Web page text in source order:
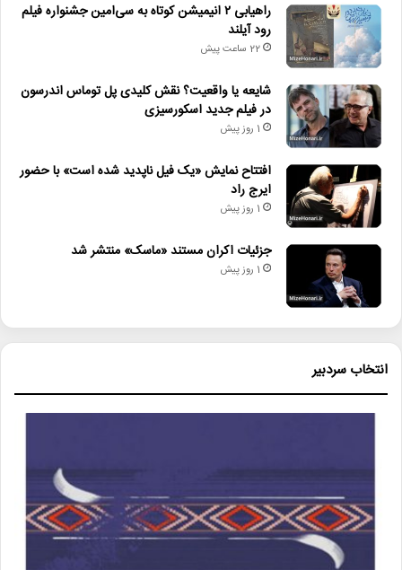
راهیابی ۲ انیمیشن کوتاه به سی‌امین جشنواره فیلم
رود آیلند
22 ساعت پیش
شایعه یا واقعیت؟ نقش کلیدی پل توماس اندرسون
در فیلم جدید اسکورسیزی
1 روز پیش
افتتاح نمایش «یک فیل ناپدید شده است» با حضور
ایرج راد
1 روز پیش
جزئیات اکران مستند «ماسک» منتشر شد
1 روز پیش
انتخاب سردبیر